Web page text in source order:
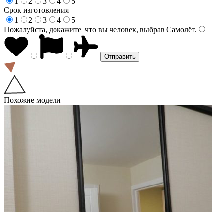
Срок изготовления
1
2 3 4
5
Пожалуйста, докажите, что вы человек, выбрав Самолёт.
Похожие модели